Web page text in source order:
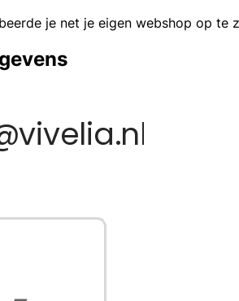
je net je eigen webshop op te